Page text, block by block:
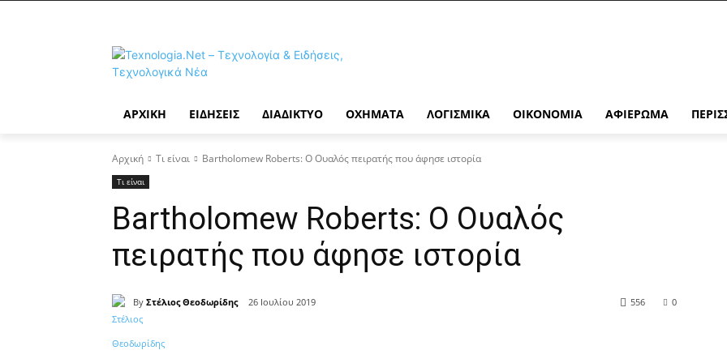
ΑΡΧΙΚΉ ΕΙΔΉΣΕΙΣ ΔΙΑΔΊΚΤΥΟ ΟΧΉΜΑΤΑ ΛΟΓΙΣΜΙΚΆ ΟΙΚΟΝΟΜΊΑ ΑΦΙΈΡΩΜΑ
Αρχική Τι είναι Bartholomew Roberts: Ο Ουαλός πειρατής που άφησε ιστορία
Τι είναι
Bartholomew Roberts: Ο Ουαλός
πειρατής που άφησε ιστορία
By Στέλιος Θεοδωρίδης 26 Ιουλίου 2019 0
556
Κοινοποίηση